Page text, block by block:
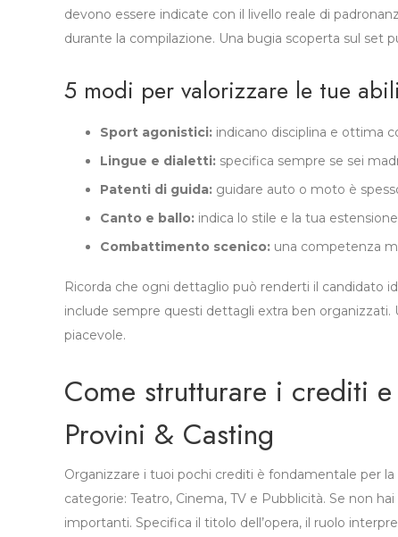
devono essere indicate con il livello reale di
durante la compilazione. Una bugia scoperta sul set
5 modi per valorizzare le tue
Sport agonistici: indicano disciplina e ottima
Lingue e dialetti: specifica sempre se sei
Patenti di guida: guidare auto o moto è
Canto e ballo: indica lo stile e la tua
Combattimento scenico: una competenza
Ricorda che ogni dettaglio può renderti il candidato
include sempre questi dettagli extra ben
piacevole.
Come strutturare i crediti
Provini & Casting
Organizzare i tuoi pochi crediti è fondamentale per
categorie: Teatro, Cinema, TV e Pubblicità. Se non
importanti. Specifica il titolo dell’opera, il ruolo